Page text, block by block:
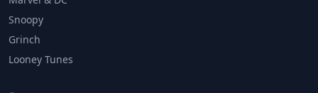
Snoopy
Grinch
Looney Tunes